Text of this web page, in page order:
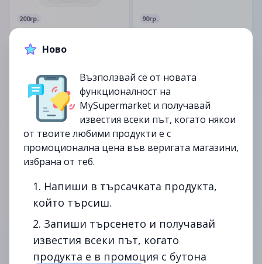
200гр. 90гр.
300гр.
Пилешки хапки в
4.29лв.
12/07
318гр.
до12/07
изтекла
Ново
Възползвай се от новата
функционалност на
MySupermarket и получавай
известия всеки път, когато някои
от твоите любими продукти е с
промоционална цена във веригата магазини,
избрана от теб.
1. Напиши в търсачката продукта,
който търсиш.
2. Запиши търсенето и получавай
известия всеки път, когато
продукта е в промоция с бутона